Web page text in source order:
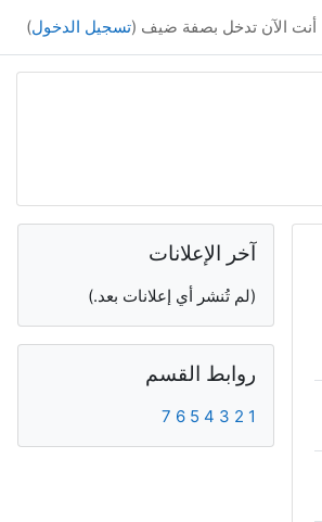
أنت الآن تدخل بصفة ضيف (تسجيل الدخول)
الكتل التكميلية
آخر الإعلانات
(لم تُنشر أي إعلانات بعد.)
روابط القسم
1
2
3
4
5
6
7